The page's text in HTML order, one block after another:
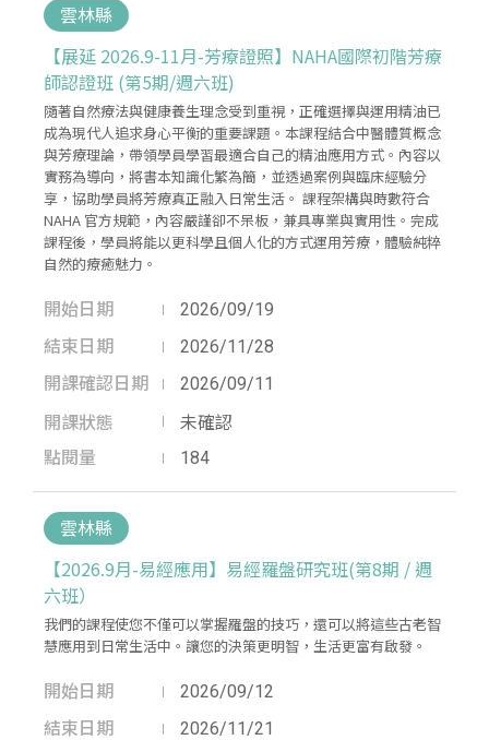
雲林縣
【展延 2026.9-11月-芳療證照】NAHA國際初階芳療
師認證班 (第5期/週六班)
隨著自然療法與健康養生理念受到重視，正確選擇與運用精油已
成為現代人追求身心平衡的重要課題。本課程結合中醫體質概念
與芳療理論，帶領學員學習最適合自己的精油應用方式。內容以
實務為導向，將書本知識化繁為簡，並透過案例與臨床經驗分
享，協助學員將芳療真正融入日常生活。 課程架構與時數符合
NAHA 官方規範，內容嚴謹卻不呆板，兼具專業與實用性。完成
課程後，學員將能以更科學且個人化的方式運用芳療，體驗純粹
自然的療癒魅力。
開始日期
2026/09/19
結束日期
2026/11/28
開課確認日期
2026/09/11
開課狀態 未確認
點閱量 184
雲林縣
【2026.9月-易經應用】易經羅盤研究班(第8期 / 週
六班）
我們的課程使您不僅可以掌握羅盤的技巧，還可以將這些古老智
慧應用到日常生活中。讓您的決策更明智，生活更富有啟發。
開始日期
2026/09/12
結束日期
2026/11/21